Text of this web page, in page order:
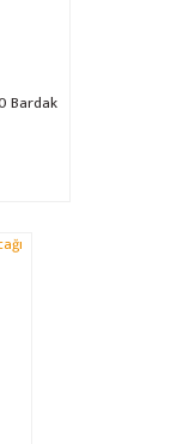
Bardak